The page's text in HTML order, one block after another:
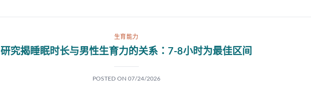
生育能力
研究揭睡眠时长与男性生育力的关系：7-8小时为最佳区间
POSTED ON 07/24/2026